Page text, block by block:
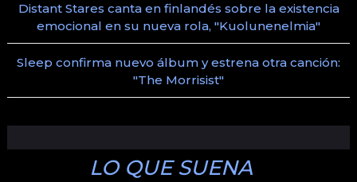
Distant Stares canta en finlandés sobre la existencia
emocional en su nueva rola, "Kuolunenelmia"
Sleep confirma nuevo álbum y estrena otra canción:
"The Morrisist"
LO QUE SUENA